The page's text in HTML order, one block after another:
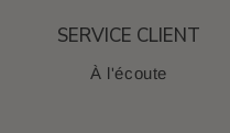
SERVICE CLIENT
À l'écoute